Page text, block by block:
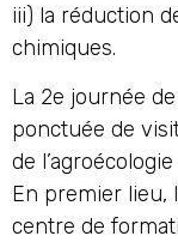
iii) la réduction
chimiques.
La 2e journée
ponctuée de
de
En premier lieu,
centre de